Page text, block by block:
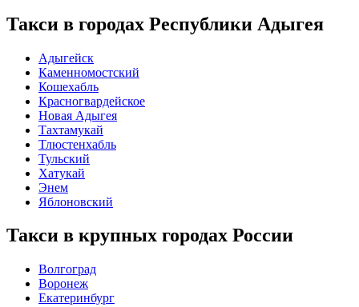
Такси в городах Республики Адыгея
Адыгейск
Каменномостский
Кошехабль
Красногвардейское
Новая Адыгея
Тахтамукай
Тлюстенхабль
Тульский
Хатукай
Энем
Яблоновский
Такси в крупных городах России
Волгоград
Воронеж
Екатеринбург